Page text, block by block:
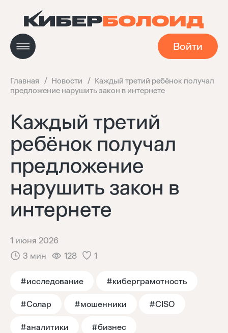
Войти
Кейсы
Мастерская
Навигатор технологий
Тренды
Аналитика
Главная Новости
Каждый третий ребёнок получал
предложение нарушить закон в интернете
Каждый третий
ребёнок получал
предложение
нарушить закон в
интернете
3 мин 128 1
1 июня 2026
#исследование #киберграмотность
#Солар #мошенники #CISO
#аналитики #бизнес